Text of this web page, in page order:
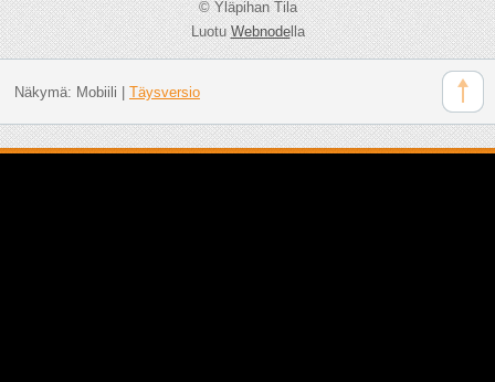
© Yläpihan Tila
LuotuWebnodella
Näkymä: Mobiili Täysversio